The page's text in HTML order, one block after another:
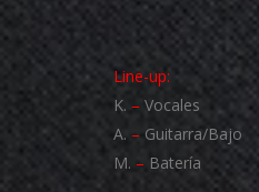
Line-up:
K. – Vocales
A. – Guitarra/Bajo
M. – Batería